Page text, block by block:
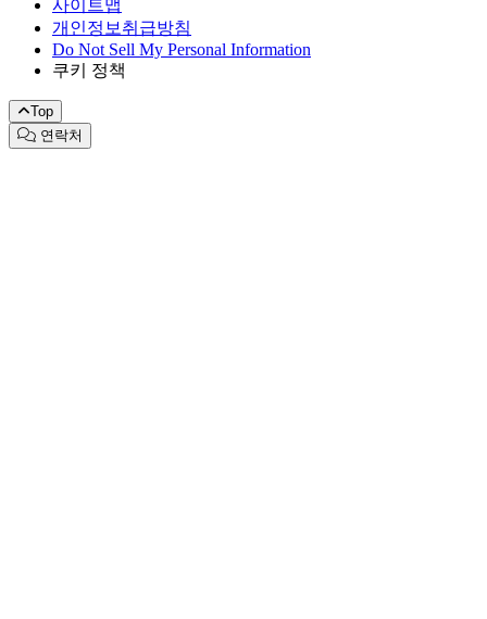
사이트맵
개인정보취급방침
Do Not Sell My Personal Information
쿠키 정책
Top
연락처